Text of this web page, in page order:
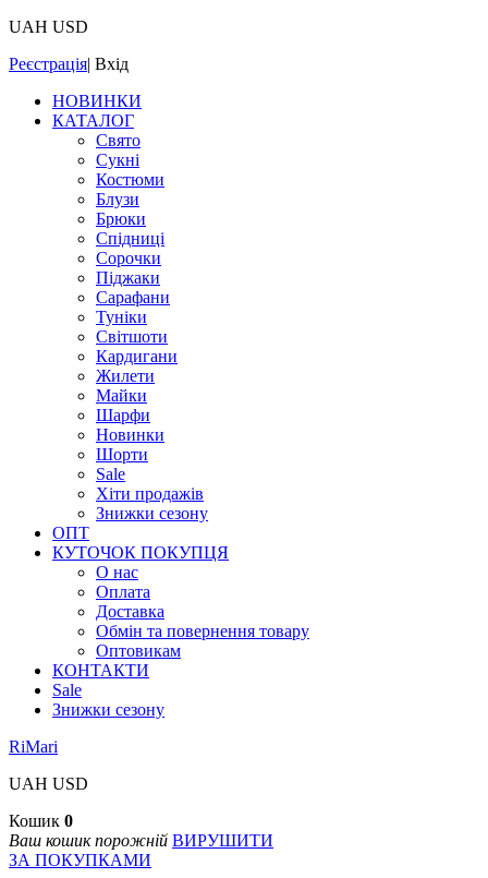
UAH USD
Реєстрація| Вхід
НОВИНКИ
КАТАЛОГ
Свято
Сукні
Костюми
Блузи
Брюки
Спідниці
Сорочки
Піджаки
Сарафани
Туніки
Світшоти
Кардигани
Жилети
Майки
Шарфи
Новинки
Шорти
Sale
Хіти продажів
Знижки сезону
ОПТ
КУТОЧОК ПОКУПЦЯ
О нас
Оплата
Доставка
Обмін та повернення товару
Оптовикам
КОНТАКТИ
Sale
Знижки сезону
RiMari
UAH USD
Кошик 0
Ваш кошик порожній ВИРУШИТИ
ЗА ПОКУПКАМИ